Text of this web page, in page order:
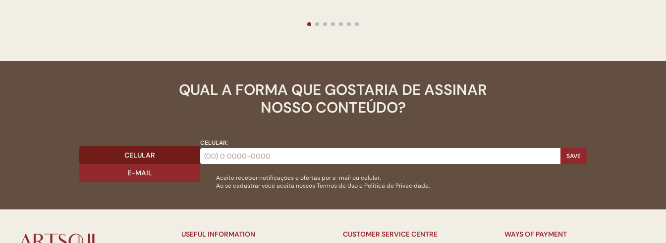
QUAL A FORMA QUE GOSTARIA DE ASSINAR
NOSSO CONTEÚDO?
CELULAR
E-MAIL
CELULAR:
SAVE
Aceito receber notificações e ofertas por e-mail ou celular.
Ao se cadastrar você aceita nossosTermos de Usoe Politica de Privacidade.
USEFUL INFORMATION CUSTOMER SERVICE CENTRE WAYS OF PAYMENT